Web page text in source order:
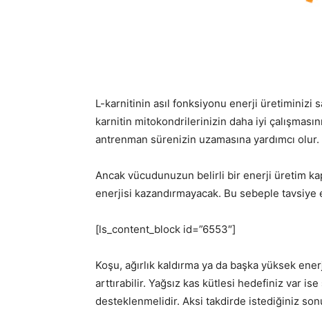
L-karnitinin asıl fonksiyonu enerji üretiminizi
karnitin mitokondrilerinizin daha iyi
antrenman sürenizin uzamasına yardımcı
Ancak vücudunuzun belirli bir enerji üretim
enerjisi kazandırmayacak. Bu sebeple
[ls_content_block id=”6553″]
Koşu, ağırlık kaldırma ya da başka yüksek
arttırabilir. Yağsız kas kütlesi hedefiniz var
desteklenmelidir. Aksi takdirde istediğiniz